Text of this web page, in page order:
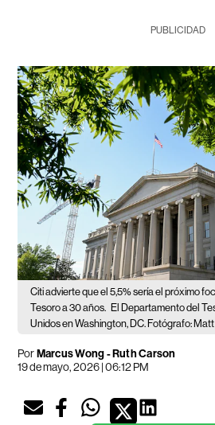
PUBLICIDAD
Citi advierte que el 5,5% sería el próximo
Tesoro a 30 años. El Departamento del
Unidos en Washington, DC. Fotógrafo:
PorMarcus Wong - Ruth Carson
19 de mayo, 2026 | 06:12 PM